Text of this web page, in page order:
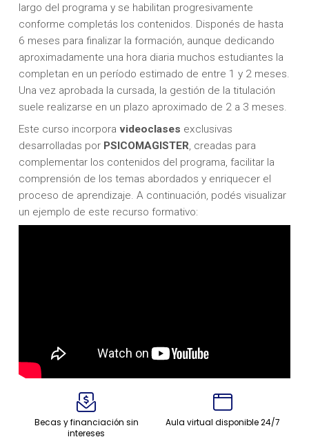
largo del programa y se habilitan progresivamente
conforme completás los contenidos. Disponés de hasta
6 meses para finalizar la formación, aunque dedicando
aproximadamente una hora diaria muchos estudiantes la
completan en un período estimado de entre 1 y 2 meses.
Una vez aprobada la cursada, la gestión de la titulación
suele realizarse en un plazo aproximado de 2 a 3 meses.
Este curso incorpora videoclases exclusivas
desarrolladas porPSICOMAGISTER , creadas para
complementar los contenidos del programa, facilitar la
comprensión de los temas abordados y enriquecer el
proceso de aprendizaje. A continuación, podés visualizar
un ejemplo de este recurso formativo:
Becas y financiación sin
intereses
Aula virtual disponible 24/7